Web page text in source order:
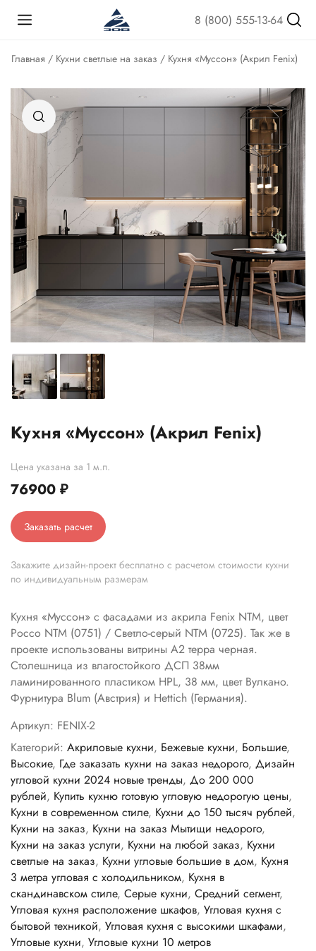
8 (800) 555-13-64
Главная / Кухни светлые на заказ / Кухня «Муссон» (Акрил Fenix)
Кухня «Муссон» (Акрил Fenix)
Цена указана за 1 м.п.
76900 ₽
Заказать расчет
Закажите дизайн-проект бесплатно с расчетом стоимости кухни
по индивидуальным размерам
Кухня «Муссон» с фасадами из акрила Fenix NTM, цвет
Россо NTM (0751) / Светло-серый NTM (0725). Так же в
проекте использованы витрины A2 терра черная.
Столешница из влагостойкого ДСП 38мм
ламинированного пластиком HPL, 38 мм, цвет Вулкано.
Фурнитура Blum (Австрия) и Hettich (Германия).
Артикул: FENIX-2
Категорий: Акриловые кухни, Бежевые кухни, Большие,
Высокие, Где заказать кухни на заказ недорого, Дизайн
угловой кухни 2024 новые тренды, До 200 000
рублей, Купить кухню готовую угловую недорогую цены,
Кухни в современном стиле, Кухни до 150 тысяч рублей,
Кухни на заказ, Кухни на заказ Мытищи недорого,
Кухни на заказ услуги, Кухни на любой заказ, Кухни
светлые на заказ, Кухни угловые большие в дом, Кухня
3 метра угловая с холодильником, Кухня в
скандинавском стиле, Серые кухни, Средний сегмент,
Угловая кухня расположение шкафов, Угловая кухня с
бытовой техникой, Угловая кухня с высокими шкафами,
Угловые кухни, Угловые кухни 10 метров